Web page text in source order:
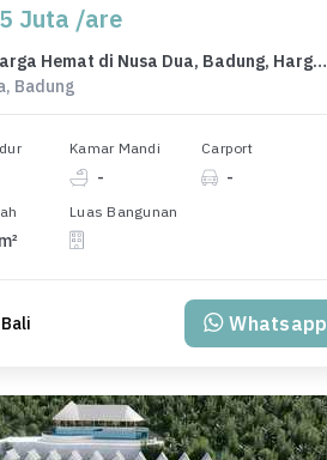
Juta /are
Tanah Harga Hemat di Nusa Dua, Badung, Harga 14,3 Juta
Badung
Kamar Mandi
-
Carport
-
Luas Bangunan
Whatsapp